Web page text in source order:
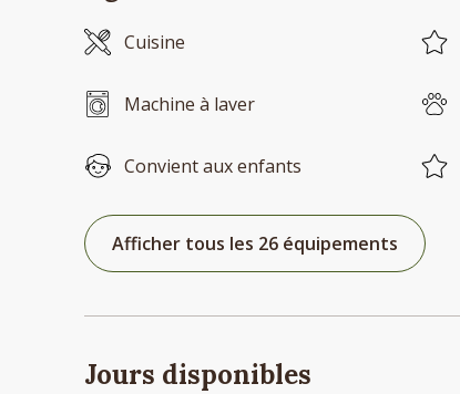
Cuisine
Machine à laver
Convient aux enfants
Afficher tous les 26 équipements
Jours disponibles